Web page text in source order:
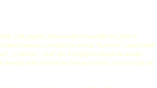
128 pagini). Absolventă a Facultăţii de Litere a
Popescu), redactor la revista “Echinox”, Laura Husti-
„Calende”, „Sud” etc. A câştigat o bursă de creaţie
este escortat de Sanda Cordoş, care nu ezită să